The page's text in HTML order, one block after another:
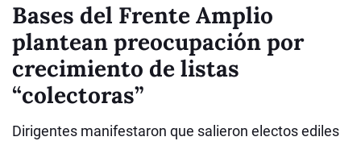
Bases del Frente Amplio
plantean preocupación por
crecimiento de listas
“colectoras”
Dirigentes manifestaron que salieron electos ediles